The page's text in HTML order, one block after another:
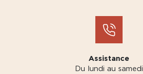
Assistance
Du lundi au samedi